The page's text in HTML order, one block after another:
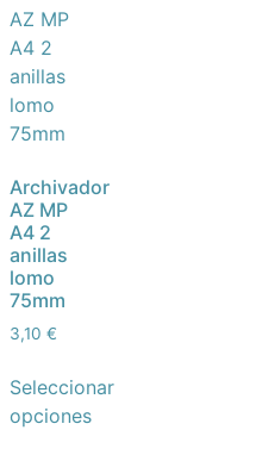
Archivador
AZ MP
A4 2
anillas
lomo
75mm
3,10 €
Seleccionar
opciones